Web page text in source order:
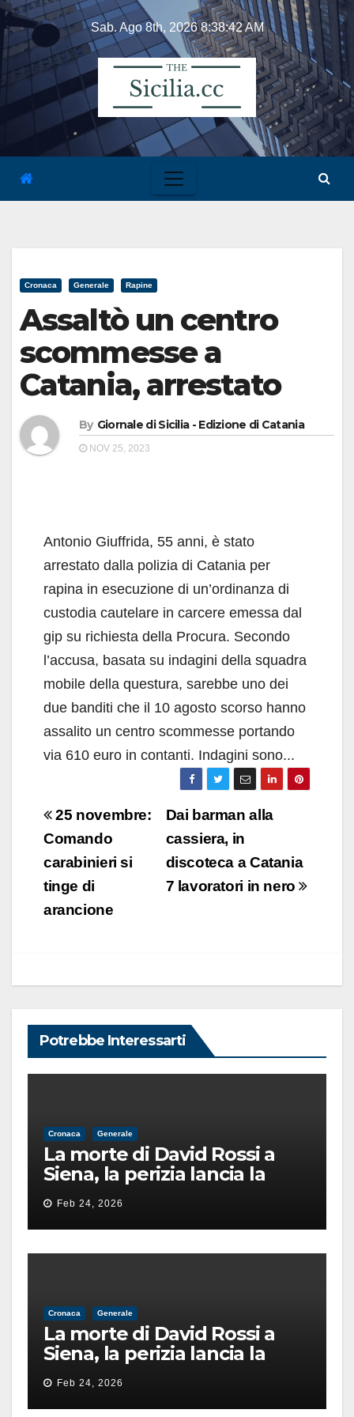
Skip
content
Sab. Ago 8th, 20268:38:42 AM
Cronaca Generale Rapine
Assaltò un centro
scommesse a
Catania, arrestato
By Giornale di Sicilia - Edizione di Catania
NOV 25, 2023
Antonio Giuffrida, 55 anni, è stato
arrestato dalla polizia di Catania per
rapina in esecuzione di un’ordinanza di
custodia cautelare in carcere emessa dal
gip su richiesta della Procura. Secondo
l’accusa, basata su indagini della squadra
mobile della questura, sarebbe uno dei
due banditi che il 10 agosto scorso hanno
assalito un centro scommesse portando
via 610 euro in contanti. Indagini sono...
Navigazione
articoli
Dai barman alla
cassiera, in
discoteca a Catania
7 lavoratori in nero
25 novembre:
Comando
carabinieri si
tinge di
arancione
Potrebbe Interessarti
Cronaca Generale
La morte di David Rossi a
Siena, la perizia lancia la
pista di un’intimidazione
finita male
Feb 24, 2026
Cronaca Generale
La morte di David Rossi a
Siena, la perizia lancia la
pista di un’intimidazione
finita male
Feb 24, 2026